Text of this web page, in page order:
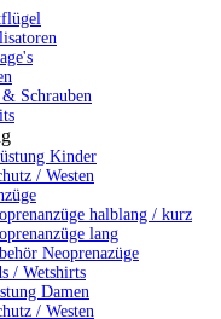
Schrauben
Kinder
/ Westen
halblang / kurz
lang
Neoprenazüge
/ Wetshirts
Damen
/ Westen